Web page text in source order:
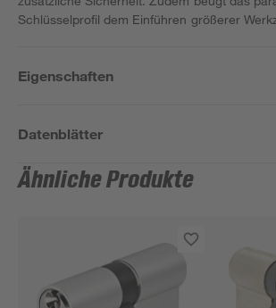
Schlüsselprofil dem Einführen größerer
Eigenschaften
Datenblätter
Ähnliche Produkte